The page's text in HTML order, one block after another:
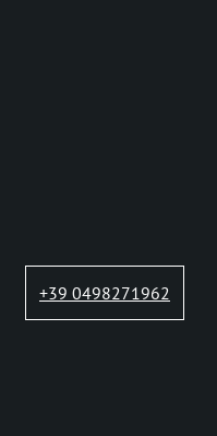
+39 0498271962